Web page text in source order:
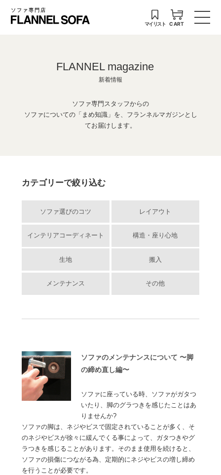
ソファ専門店
マイリスト CART
FLANNEL magazine
新着情報
ソファ専門スタッフからの
ソファについての「まめ知識」を、フランネルマガジンとし
てお届けします。
カテゴリーで絞り込む
ソファ選びのコツ レイアウト
インテリアコーディネート 構造・座り心地
生地 搬入
メンテナンス その他
ソファのメンテナンスについて 〜脚
の締め直し編〜
ソファに座っている時、ソファがガタつ
いたり、脚のグラつきを感じたことはあ
りませんか?
ソファの脚は、ネジやビスで固定されていることが多く、そ
のネジやビスが徐々に緩んでくる事によって、ガタつきやグ
ラつきを感じることがあります。そのまま使用を続けると、
ソファの損傷につながる為、定期的にネジやビスの増し締め
を行うことが必要です。